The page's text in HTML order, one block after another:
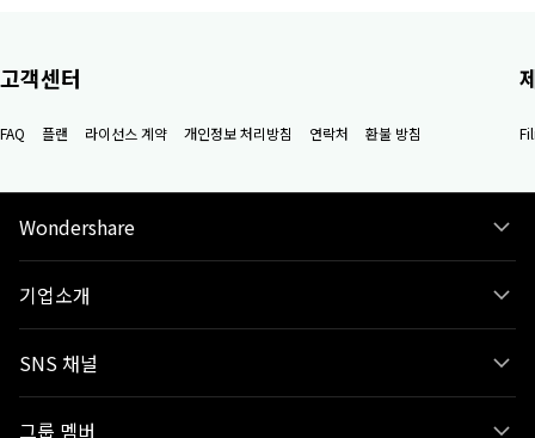
고객센터
FAQ 플랜 라이선스 계약 개인정보 처리방침 연락처 환불 방침
Wondershare
기업소개
SNS 채널
그룹 멤버